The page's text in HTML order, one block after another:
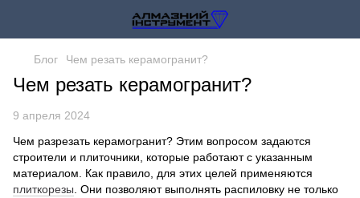
Блог Чем резать керамогранит?
Чем резать керамогранит?
9 апреля 2024
Чем разрезать керамогранит? Этим вопросом задаются
строители и плиточники, которые работают с указанным
материалом. Как правило, для этих целей применяются
плиткорезы . Они позволяют выполнять распиловку не только